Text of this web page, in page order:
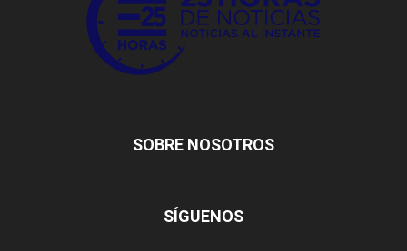
SOBRE NOSOTROS
SÍGUENOS